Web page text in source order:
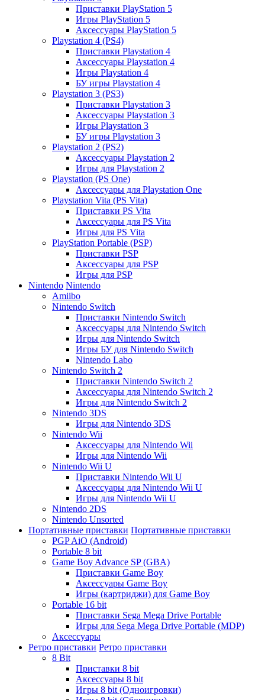
Приставки PlayStation 5
Игры PlayStation 5
Аксессуары PlayStation 5
Playstation 4 (PS4)
Приставки Playstation 4
Аксессуары Playstation 4
Игры Playstation 4
БУ игры Playstation 4
Playstation 3 (PS3)
Приставки Playstation 3
Аксессуары Playstation 3
Игры Playstation 3
БУ игры Playstation 3
Playstation 2 (PS2)
Аксессуары Playstation 2
Игры для Playstation 2
Playstation (PS One)
Аксессуары для Playstation One
Playstation Vita (PS Vita)
Приставки PS Vita
Аксессуары для PS Vita
Игры для PS Vita
PlayStation Portable (PSP)
Приставки PSP
Аксессуары для PSP
Игры для PSP
Nintendo Nintendo
Amiibo
Nintendo Switch
Приставки Nintendo Switch
Аксессуары для Nintendo Switch
Игры для Nintendo Switch
Игры БУ для Nintendo Switch
Nintendo Labo
Nintendo Switch 2
Приставки Nintendo Switch 2
Аксессуары для Nintendo Switch 2
Игры для Nintendo Switch 2
Nintendo 3DS
Игры для Nintendo 3DS
Nintendo Wii
Аксессуары для Nintendo Wii
Игры для Nintendo Wii
Nintendo Wii U
Приставки Nintendo Wii U
Аксессуары для Nintendo Wii U
Игры для Nintendo Wii U
Nintendo 2DS
Nintendo Unsorted
Портативные приставки Портативные приставки
PGP AiO (Android)
Portable 8 bit
Game Boy Advance SP (GBA)
Приставки Game Boy
Аксессуары Game Boy
Игры (картриджи) для Game Boy
Portable 16 bit
Приставки Sega Mega Drive Portable
Игры для Sega Mega Drive Portable (MDP)
Аксессуары
Ретро приставки Ретро приставки
8 Bit
Приставки 8 bit
Аксессуары 8 bit
Игры 8 bit (Одноигровки)